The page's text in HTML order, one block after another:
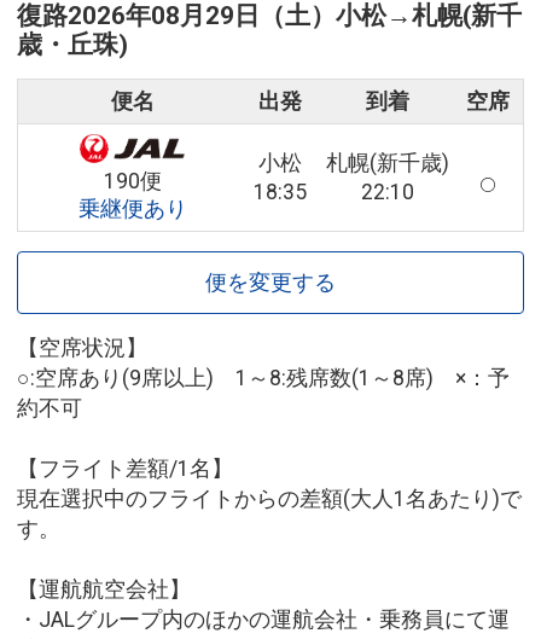
復路2026年08月29日（土） 小松→札幌(新千
歳・丘珠)
便名 出発 到着 空席
190便
乗継便あり
小松
18:35
札幌(新千歳)
22:10
便を変更する
【空席状況】
○:空席あり(9席以上) 1～8:残席数(1～8席) ×：予
約不可
【フライト差額/1名】
現在選択中のフライトからの差額(大人1名あたり)で
す。
【運航航空会社】
・JALグループ内のほかの運航会社・乗務員にて運